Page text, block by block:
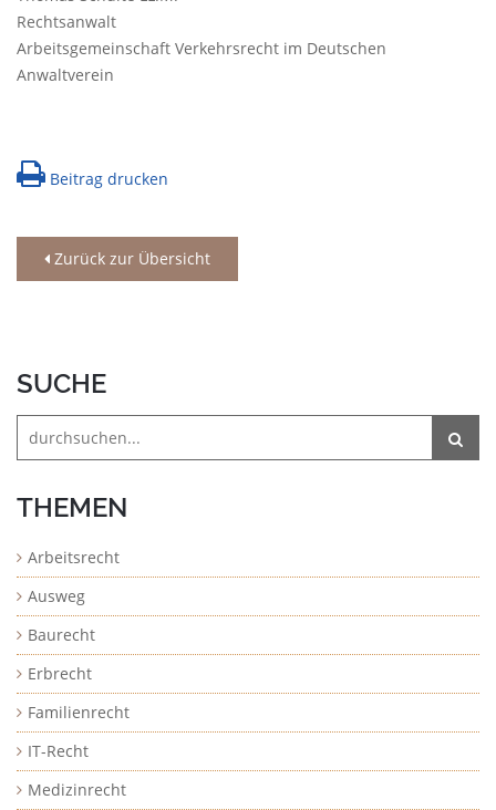
Rechtsanwalt
Arbeitsgemeinschaft Verkehrsrecht im Deutschen
Anwaltverein
Beitrag drucken
Zurück zur Übersicht
SUCHE
THEMEN
Arbeitsrecht
Ausweg
Baurecht
Erbrecht
Familienrecht
IT-Recht
Medizinrecht